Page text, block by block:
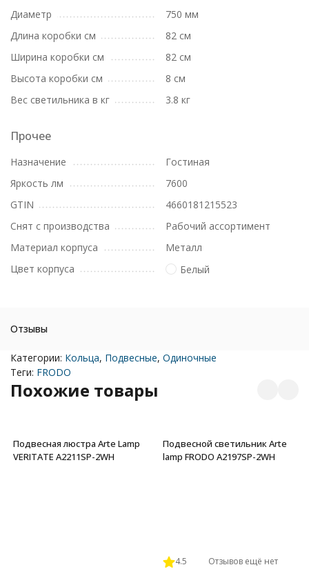
Диаметр
750 мм
Длина коробки см
82 см
Ширина коробки см
82 см
Высота коробки см
8 см
Вес светильника в кг
3.8 кг
Прочее
Назначение
Гостиная
Яркость лм
7600
GTIN
4660181215523
Снят с производства
Рабочий ассортимент
Материал корпуса
Металл
Цвет корпуса
Белый
Отзывы
Категории: Кольца, Подвесные, Одиночные
Теги: FRODO
Похожие товары
Подвесная люстра Arte Lamp
VERITATE A2211SP-2WH
Подвесной светильник Arte
lamp FRODO A2197SP-2WH
4.5 Отзывов ещё нет